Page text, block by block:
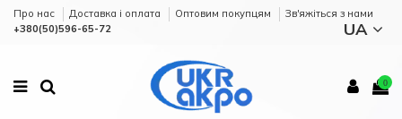
Про нас Доставка і оплата Оптовим покупцям
Зв'яжіться з нами
+380(50)596-65-72
UA
0